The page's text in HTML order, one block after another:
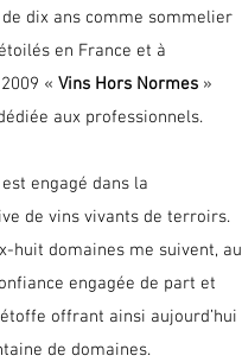
de dix ans comme sommelier
en France et à
« Vins Hors Normes »
aux professionnels.
est engagé dans la
de vins vivants de terroirs.
huit domaines me suivent, au
engagée de part et
offrant ainsi aujourd’hui
de domaines.